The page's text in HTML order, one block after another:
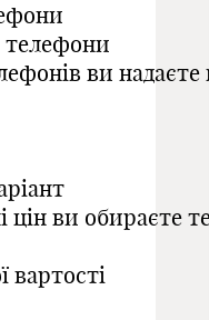
телефони
ви надаєте
цін ви обираєте
вартості